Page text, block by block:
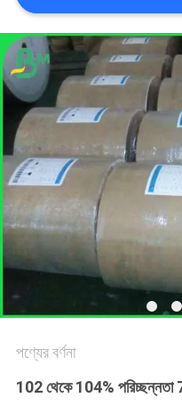
সাইট
ম্যাপ
গোপনীয়তা
নীতি
পণ্যের বর্ণনা
102 থেকে 104% পরিচ্ছন্নতা